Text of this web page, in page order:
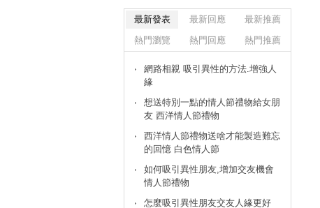
最新發表 最新回應
最新推薦
熱門瀏覽
熱門回應 熱門推薦
網路相親 吸引異性的方法.增強人
緣
想送特別一點的情人節禮物給女朋
友 西洋情人節禮物
西洋情人節禮物送啥才能製造難忘
的回憶 白色情人節
如何吸引異性朋友,增加交友機會
情人節禮物
怎麼吸引異性朋友交友人緣更好